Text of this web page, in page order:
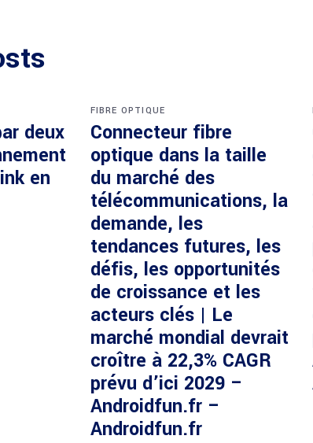
deux
en
FIBRE OPTIQUE
Connecteur fibre
optique dans la taille
du marché des
télécommunications, la
demande, les
tendances futures, les
défis, les opportunités
de croissance et les
acteurs clés | Le
marché mondial devrait
croître à 22,3% CAGR
prévu d’ici 2029 –
Androidfun.fr –
Androidfun.fr